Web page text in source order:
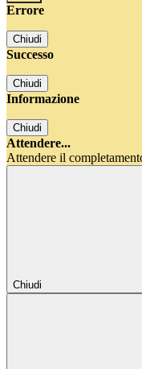
Errore
Chiudi
Successo
Chiudi
Informazione
Chiudi
Attendere...
Attendere il
Chiudi